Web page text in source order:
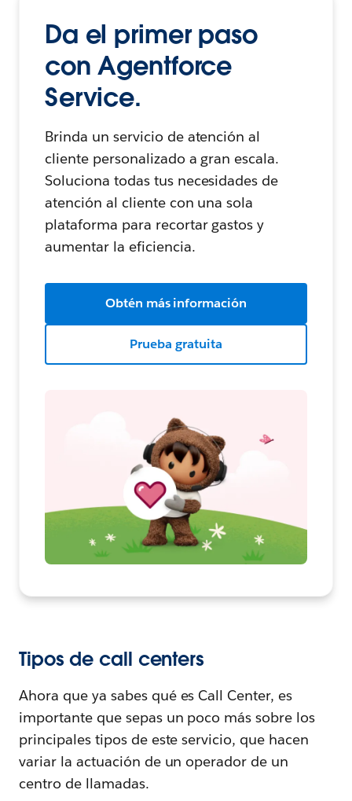
Da el primer paso
con Agentforce
Service.
Brinda un servicio de atención al
cliente personalizado a gran escala.
Soluciona todas tus necesidades de
atención al cliente con una sola
plataforma para recortar gastos y
aumentar la eficiencia.
Obtén más información
Prueba gratuita
Tipos de call centers
Ahora que ya sabes qué es Call Center, es
importante que sepas un poco más sobre los
principales tipos de este servicio, que hacen
variar la actuación de un operador de un
centro de llamadas.